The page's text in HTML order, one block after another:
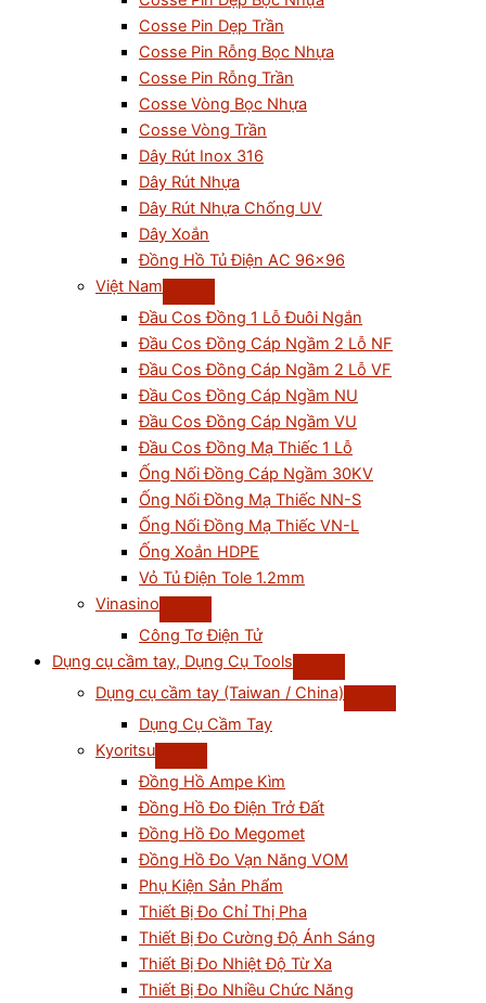
Cosse Pin Dẹp Trần
Cosse Pin Rỗng Bọc Nhựa
Cosse Pin Rỗng Trần
Cosse Vòng Bọc Nhựa
Cosse Vòng Trần
Dây Rút Inox 316
Dây Rút Nhựa
Dây Rút Nhựa Chống UV
Dây Xoắn
Đồng Hồ Tủ Điện AC 96×96
Việt Nam
Đầu Cos Đồng 1 Lỗ Đuôi Ngắn
Đầu Cos Đồng Cáp Ngầm 2 Lỗ NF
Đầu Cos Đồng Cáp Ngầm 2 Lỗ VF
Đầu Cos Đồng Cáp Ngầm NU
Đầu Cos Đồng Cáp Ngầm VU
Đầu Cos Đồng Mạ Thiếc 1 Lỗ
Ống Nối Đồng Cáp Ngầm 30KV
Ống Nối Đồng Mạ Thiếc NN-S
Ống Nối Đồng Mạ Thiếc VN-L
Ống Xoắn HDPE
Vỏ Tủ Điện Tole 1.2mm
Vinasino
Công Tơ Điện Tử
Dụng cụ cầm tay, Dụng Cụ Tools
Dụng cụ cầm tay (Taiwan / China)
Dụng Cụ Cầm Tay
Kyoritsu
Đồng Hồ Ampe Kìm
Đồng Hồ Đo Điện Trở Đất
Đồng Hồ Đo Megomet
Đồng Hồ Đo Vạn Năng VOM
Phụ Kiện Sản Phẩm
Thiết Bị Đo Chỉ Thị Pha
Thiết Bị Đo Cường Độ Ánh Sáng
Thiết Bị Đo Nhiệt Độ Từ Xa
Thiết Bị Đo Nhiều Chức Năng